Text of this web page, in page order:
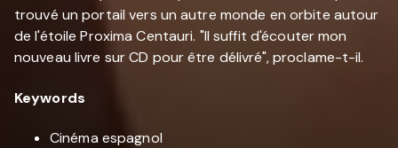
trouvé un portail vers un autre monde en orbite autour
de l'étoile Proxima Centauri. "Il suffit d'écouter mon
nouveau livre sur CD pour être délivré", proclame-t-il.
Keywords
Cinéma espagnol